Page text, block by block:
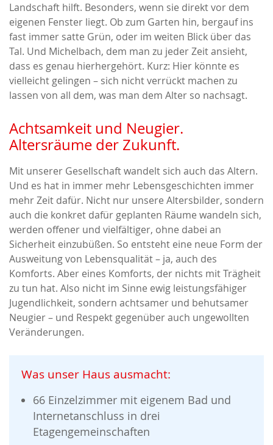
Landschaft hilft. Besonders, wenn sie direkt vor dem
eigenen Fenster liegt. Ob zum Garten hin, bergauf ins
fast immer satte Grün, oder im weiten Blick über das
Tal. Und Michelbach, dem man zu jeder Zeit ansieht,
dass es genau hierhergehört. Kurz: Hier könnte es
vielleicht gelingen – sich nicht verrückt machen zu
lassen von all dem, was man dem Alter so nachsagt.
Achtsamkeit und Neugier.
Altersräume der Zukunft.
Mit unserer Gesellschaft wandelt sich auch das Altern.
Und es hat in immer mehr Lebensgeschichten immer
mehr Zeit dafür. Nicht nur unsere Altersbilder, sondern
auch die konkret dafür geplanten Räume wandeln sich,
werden offener und vielfältiger, ohne dabei an
Sicherheit einzubüßen. So entsteht eine neue Form der
Ausweitung von Lebensqualität – ja, auch des
Komforts. Aber eines Komforts, der nichts mit Trägheit
zu tun hat. Also nicht im Sinne ewig leistungsfähiger
Jugendlichkeit, sondern achtsamer und behutsamer
Neugier – und Respekt gegenüber auch ungewollten
Veränderungen.
Was unser Haus ausmacht:
66 Einzelzimmer mit eigenem Bad und
Internetanschluss in drei
Etagengemeinschaften